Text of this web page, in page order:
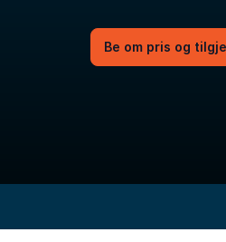
Be om pris og